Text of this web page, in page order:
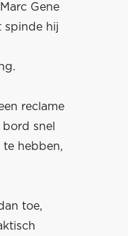
Gene
spinde hij
reclame
snel
hebben,
toe,